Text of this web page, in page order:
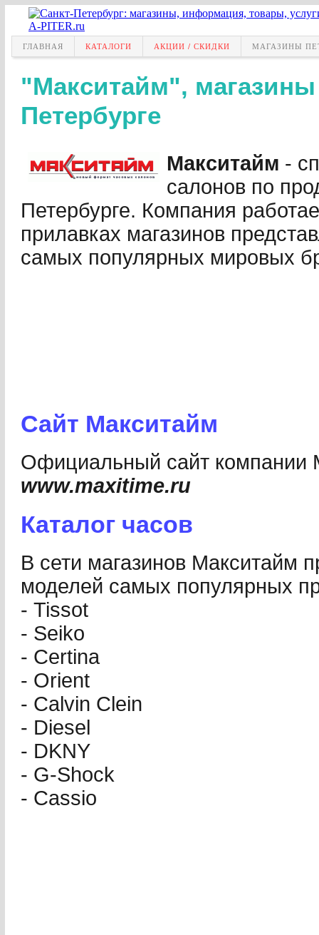
ГЛАВНАЯ КАТАЛОГИ АКЦИИ / СКИДКИ МАГАЗИНЫ
"Макситайм", магазины
Петербурге
Макситайм -
салонов по
Петербурге. Компания
прилавках магазинов
самых популярных мировых
Сайт Макситайм
Официальный cайт компании
www.maxitime.ru
Каталог часов
В сети магазинов Макситайм
моделей самых популярных
- Tissot
- Seiko
- Certina
- Orient
- Calvin Clein
- Diesel
- DKNY
- G-Shock
- Cassio